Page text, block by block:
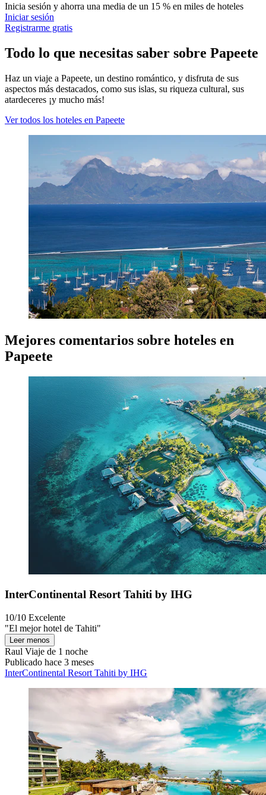
Inicia sesión y ahorra una media de un 15 % en miles de hoteles
Iniciar sesión
Registrarme gratis
Todo lo que necesitas saber sobre Papeete
Haz un viaje a Papeete, un destino romántico, y disfruta de sus
aspectos más destacados, como sus islas, su riqueza cultural, sus
atardeceres ¡y mucho más!
Ver todos los hoteles en Papeete
Mejores comentarios sobre hoteles en
Papeete
InterContinental Resort Tahiti by IHG
10/10 Excelente
"El mejor hotel de Tahiti"
Leer menos
Raul Viaje de 1 noche
Publicado hace 3 meses
InterContinental Resort Tahiti by IHG